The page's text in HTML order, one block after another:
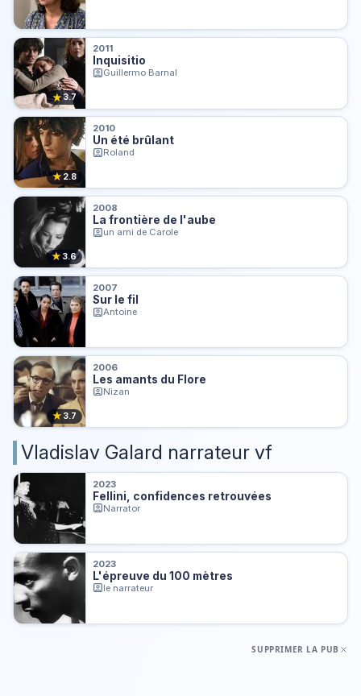
★3.7
2011
Inquisitio
Guillermo Barnal
★2.8
2010
Un été brûlant
Roland
★ 3.6
2008
La frontière de l'aube
un ami de Carole
2007
Sur le fil
Antoine
★ 3.7
2006
Les amants du Flore
Nizan
Vladislav Galard narrateur vf
2023
Fellini, confidences retrouvées
Narrator
2023
L'épreuve du 100 mètres
le narrateur
SUPPRIMER LA PUB